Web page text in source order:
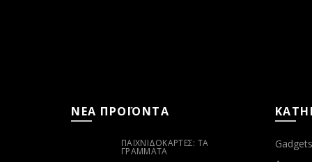
ΝΕΑ ΠΡΟΪΟΝΤΑ
ΠΑΙΧΝΙΔΟΚΆΡΤΕΣ: ΤΑ
ΓΡΆΜΜΑΤΑ
Gadgets